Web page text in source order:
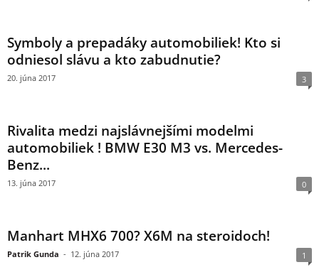
Symboly a prepadáky automobiliek! Kto si
odniesol slávu a kto zabudnutie?
20. júna 2017 3
Rivalita medzi najslávnejšími modelmi
automobiliek ! BMW E30 M3 vs. Mercedes-
Benz...
13. júna 2017 0
Manhart MHX6 700? X6M na steroidoch!
Patrik Gunda - 12. júna 2017 1